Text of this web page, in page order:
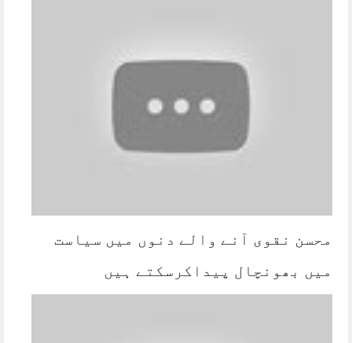
محسن نقوی آنے والے دنوں میں سیاست
میں بھونچال پیداکرسکتے ہیں